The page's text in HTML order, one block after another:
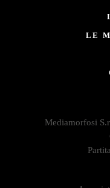
LE
Mediamorfosi